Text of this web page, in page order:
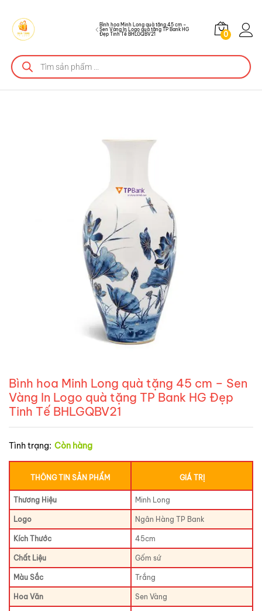
Bình hoa Minh Long quà tặng 45 cm –
Sen Vàng In Logo quà tặng TP Bank HG
Đẹp Tinh Tế BHLGQBV21
0
Bình hoa Minh Long quà tặng 45 cm – Sen
Vàng In Logo quà tặng TP Bank HG Đẹp
Tinh Tế BHLGQBV21
Tình trạng: Còn hàng
THÔNG TIN SẢN PHẨM GIÁ TRỊ
Thương Hiệu Minh Long
Logo Ngân Hàng TP Bank
Kích Thước 45cm
Chất Liệu Gốm sứ
Màu Sắc Trắng
Hoa Văn Sen Vàng
Mô tả sản phẩm